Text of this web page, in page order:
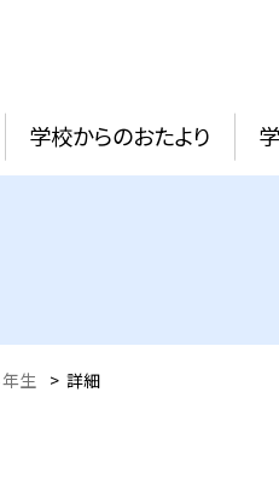
学校からのおたより
年生 > 詳細